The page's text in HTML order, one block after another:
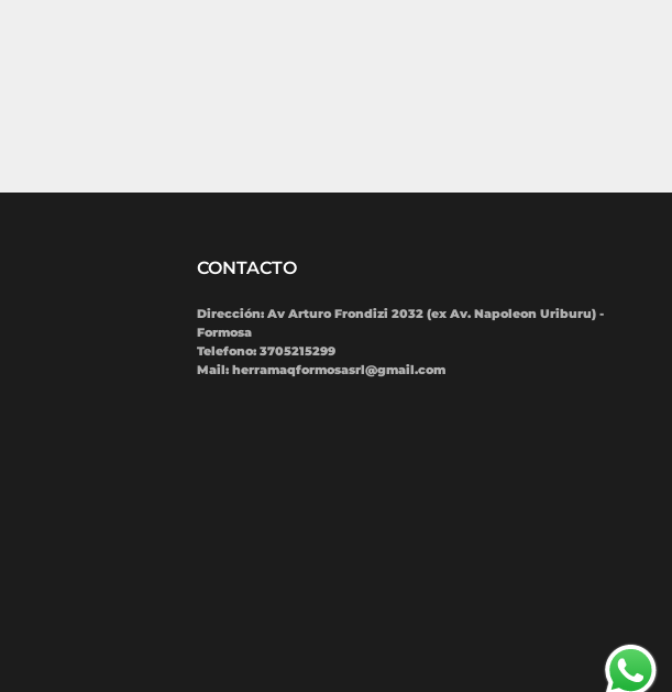
CONTACTO
Dirección: Av Arturo Frondizi 2032 (ex Av. Napoleon Uriburu) -
Formosa
Telefono: 3705215299
Mail: herramaqformosasrl@gmail.com